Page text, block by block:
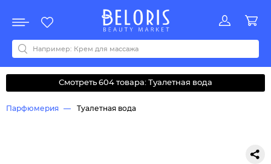
Акции
Все бренды
0-9ABCDEFGHIJKLMNOPQRSTUVWYZАБВДЗИМОКЛНПРСТУФ
Смотреть 604 товара: Туалетная вода
Парфюмерия Туалетная вода